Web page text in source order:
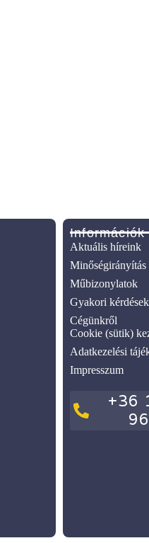
Információk
Aktuális híreink
Minőségirányítás
Műbizonylatok
Gyakori kérdések
Cégünkről
Cookie (sütik)
Adatkezelési
Impresszum
+36